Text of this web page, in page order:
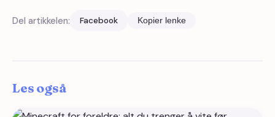
Del artikkelen: Facebook Kopier lenke
Les også